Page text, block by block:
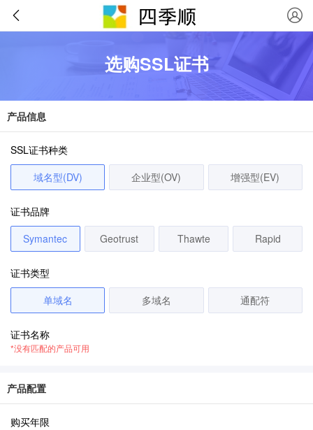
选购SSL证书
产品信息
SSL证书种类
域名型(DV)
企业型(OV) 增强型(EV)
证书品牌
Symantec
Geotrust Thawte Rapid
证书类型
单域名
多域名 通配符
证书名称
*没有匹配的产品可用
产品配置
购买年限